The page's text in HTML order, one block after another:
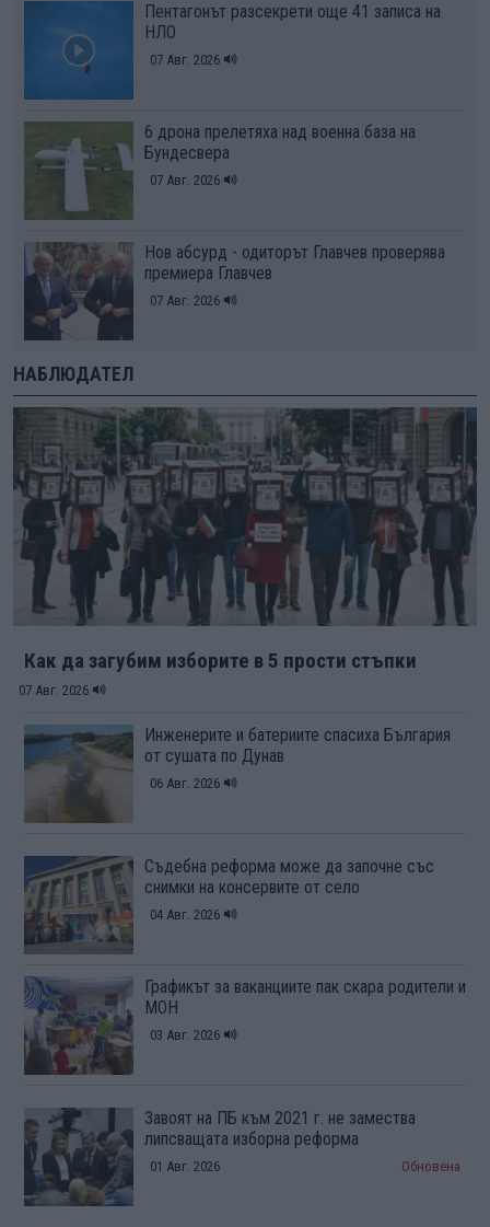
Пентагонът разсекрети още 41 записа на
НЛО
07 Авг. 2026
6 дрона прелетяха над военна база на
Бундесвера
07 Авг. 2026
Нов абсурд - одиторът Главчев проверява
премиера Главчев
07 Авг. 2026
НАБЛЮДАТЕЛ
Как да загубим изборите в 5 прости стъпки
07 Авг. 2026
Инженерите и батериите спасиха България
от сушата по Дунав
06 Авг. 2026
Съдебна реформа може да започне със
снимки на консервите от село
04 Авг. 2026
Графикът за ваканциите пак скара родители и
МОН
03 Авг. 2026
Завоят на ПБ към 2021 г. не замества
липсващата изборна реформа
01 Авг. 2026 Обновена